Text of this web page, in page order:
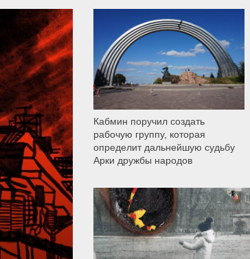
Кабмин поручил создать
рабочую группу, которая
определит дальнейшую судьбу
Арки дружбы народов
9 790
12 304